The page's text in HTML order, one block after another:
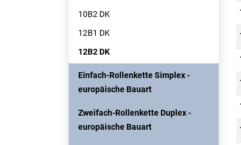
10B2 DK
12B1 DK
12B2 DK
Einfach-Rollenkette Simplex -
europäische Bauart
Zweifach-Rollenkette Duplex -
europäische Bauart